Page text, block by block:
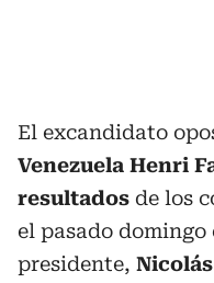
El excandidato
Venezuela Henri
resultados de los
el pasado domingo
presidente,